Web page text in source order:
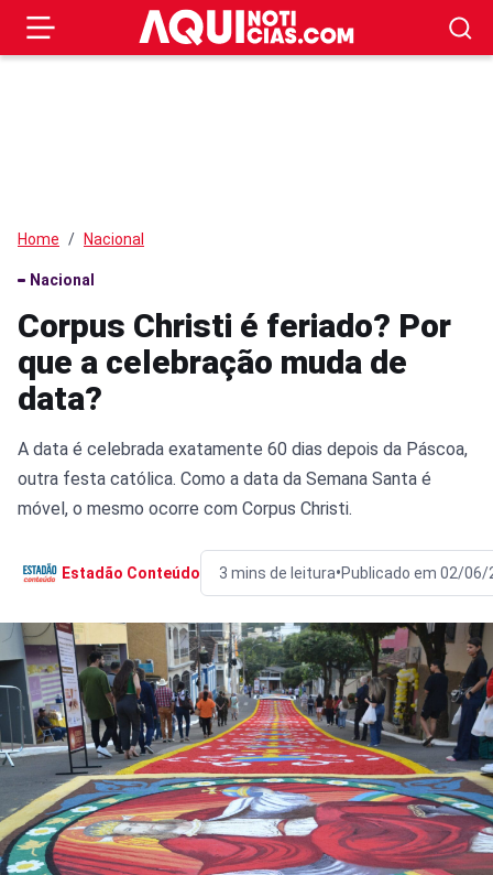
Home Nacional
Nacional
Corpus Christi é feriado? Por
que a celebração muda de
data?
A data é celebrada exatamente 60 dias depois da Páscoa,
outra festa católica. Como a data da Semana Santa é
móvel, o mesmo ocorre com Corpus Christi.
Estadão Conteúdo 3 mins de leitura•Publicado em 02/06/